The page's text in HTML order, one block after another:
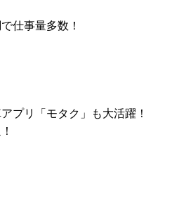
仕事量多数！
プリ「モタク」も大活躍！